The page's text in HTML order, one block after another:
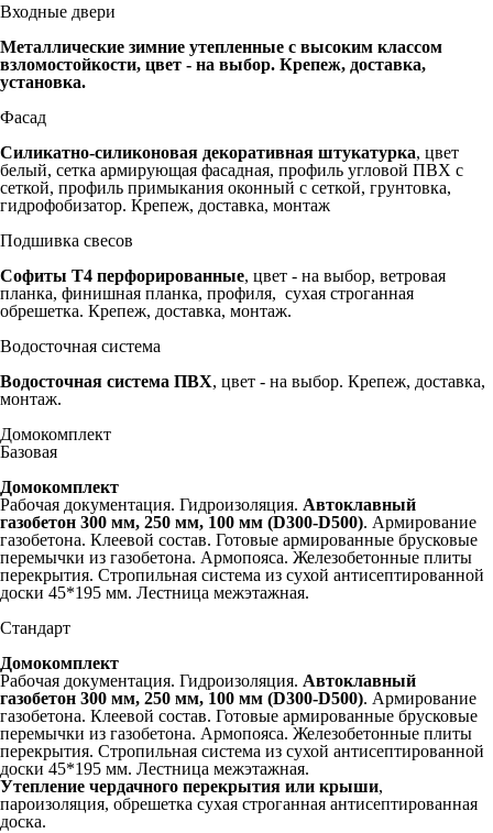
Входные двери
Металлические зимние утепленные с высоким классом
взломостойкости, цвет - на выбор. Крепеж, доставка,
установка.
Фасад
Силикатно-силиконовая декоративная штукатурка, цвет
белый, сетка армирующая фасадная, профиль угловой ПВХ с
сеткой, профиль примыкания оконный с сеткой, грунтовка,
гидрофобизатор. Крепеж, доставка, монтаж
Подшивка свесов
Софиты Т4 перфорированные, цвет - на выбор, ветровая
планка, финишная планка, профиля, сухая строганная
обрешетка. Крепеж, доставка, монтаж.
Водосточная система
Водосточная система ПВХ, цвет - на выбор. Крепеж, доставка,
монтаж.
Домокомплект
Базовая
Домокомплект
Рабочая документация. Гидроизоляция. Автоклавный
газобетон 300 мм, 250 мм, 100 мм (D300-D500). Армирование
газобетона. Клеевой состав. Готовые армированные брусковые
перемычки из газобетона. Армопояса. Железобетонные плиты
перекрытия. Стропильная система из сухой антисептированной
доски 45*195 мм. Лестница межэтажная.
Стандарт
Домокомплект
Рабочая документация. Гидроизоляция. Автоклавный
газобетон 300 мм, 250 мм, 100 мм (D300-D500). Армирование
газобетона. Клеевой состав. Готовые армированные брусковые
перемычки из газобетона. Армопояса. Железобетонные плиты
перекрытия. Стропильная система из сухой антисептированной
доски 45*195 мм. Лестница межэтажная.
Утепление чердачного перекрытия или крыши,
пароизоляция, обрешетка сухая строганная антисептированная
доска.